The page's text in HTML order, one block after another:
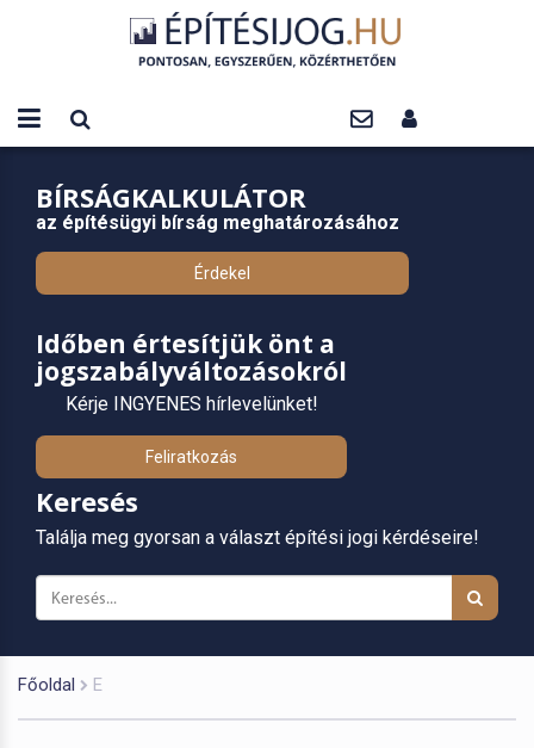
BÍRSÁGKALKULÁTOR
az építésügyi bírság meghatározásához
Érdekel
Időben értesítjük önt a
jogszabályváltozásokról
Kérje INGYENES hírlevelünket!
Feliratkozás
Keresés
Találja meg gyorsan a választ építési jogi kérdéseire!
Főoldal E